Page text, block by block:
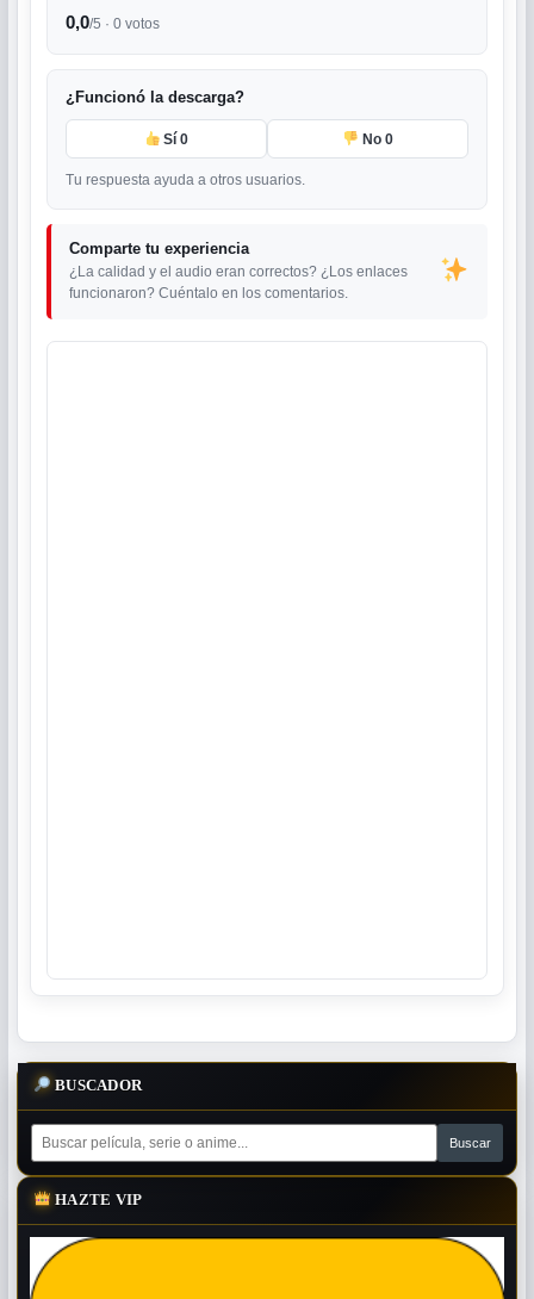
0,0/5 · 0 votos
¿Funcionó la descarga?
Sí0 No 0
Tu respuesta ayuda a otros usuarios.
Comparte tu experiencia
¿La calidad y el audio eran correctos? ¿Los enlaces
funcionaron? Cuéntalo en los comentarios.
BUSCADOR
HAZTE VIP